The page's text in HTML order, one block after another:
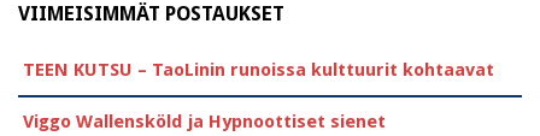
VIIMEISIMMÄT POSTAUKSET
TEEN KUTSU – TaoLinin runoissa kulttuurit kohtaavat
Viggo Wallensköld ja Hypnoottiset sienet